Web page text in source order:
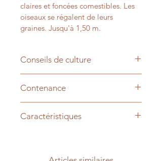
claires et foncées comestibles. Les
oiseaux se régalent de leurs
graines. Jusqu'à 1,50 m.
Conseils de culture
une plantation après les dernières
gelées. Ou semis directs dans une
terre réchauffée.
Contenance
Caractéristiques